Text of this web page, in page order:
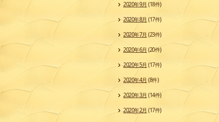
2020年9月 (18件)
2020年8月 (17件)
2020年7月 (23件)
2020年6月 (20件)
2020年5月 (17件)
2020年4月 (8件)
2020年3月 (14件)
2020年2月 (17件)